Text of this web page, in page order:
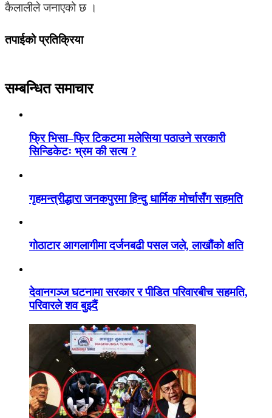
कैलालीले जनाएको छ ।
तपाईको प्रतिक्रिया
सम्बन्धित समाचार
फ्रि भिसा–फ्रि टिकटमा मलेसिया पठाउने सरकारी
सिन्डिकेटः भ्रम की सत्य ?
गृहमन्त्रीद्धारा जनकपुरमा हिन्दु धार्मिक मोर्चासँग सहमति
गोठाटार आगलागीमा दर्जनबढी पसल जले, लाखौंको क्षति
देवानगञ्ज घटनामा सरकार र पीडित परिवारबीच सहमति,
परिवारले शव बुझ्दैं